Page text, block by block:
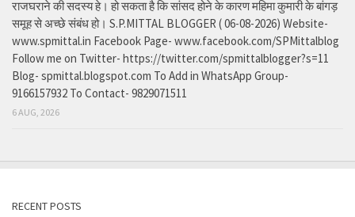
राजघराने की सदस्य हे। हो सकता है कि सांसद होने के कारण महिमा कुमारी के बांगड़
समूह से अच्छे संबंध हो। S.P.MITTAL BLOGGER ( 06-08-2026) Website-
www.spmittal.in Facebook Page- www.facebook.com/SPMittalblog
Follow me on Twitter- https://twitter.com/spmittalblogger?s=11
Blog- spmittal.blogspot.com To Add in WhatsApp Group-
9166157932 To Contact- 9829071511
6 AUG, 2026
RECENT POSTS